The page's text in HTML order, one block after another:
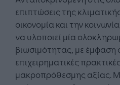
επιπτώσεις της
οικονομία και την
να υλοποιεί μία
βιωσιμότητας, με έμφαση
επιχειρηματικές
μακροπρόθεσμης αξίας.